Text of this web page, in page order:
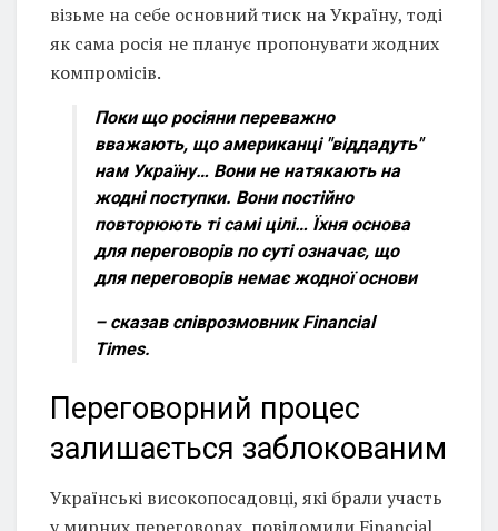
візьме на себе основний тиск на Україну, тоді
як сама росія не планує пропонувати жодних
компромісів.
Поки що росіяни переважно
вважають, що американці "віддадуть"
нам Україну… Вони не натякають на
жодні поступки. Вони постійно
повторюють ті самі цілі… Їхня основа
для переговорів по суті означає, що
для переговорів немає жодної основи
– сказав співрозмовник Financial
Times.
Переговорний процес
залишається заблокованим
Українські високопосадовці, які брали участь